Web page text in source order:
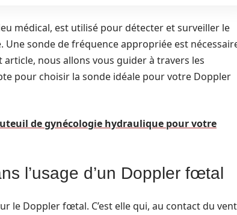
médical, est utilisé pour détecter et surveiller le
sonde de fréquence appropriée est
nous allons vous guider à travers les
pour choisir la sonde idéale pour votre Doppler
de gynécologie hydraulique pour votre
l’usage d’un Doppler fœtal
le Doppler fœtal. C’est elle qui, au contact du